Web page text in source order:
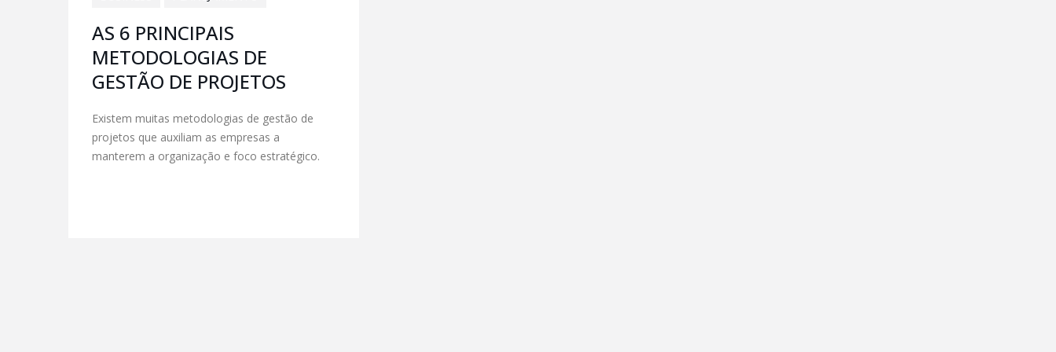
AS 6 PRINCIPAIS
METODOLOGIAS DE
GESTÃO DE PROJETOS
Existem muitas metodologias de gestão de
projetos que auxiliam as empresas a
manterem a organização e foco estratégico.